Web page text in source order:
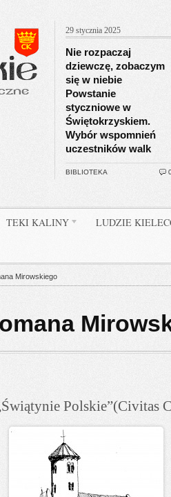
29 stycznia 2025
Nie rozpaczaj
dziewczę, zobaczym
się w niebie
Powstanie
styczniowe w
Świętokrzyskiem.
Wybór wspomnień
uczestników walk
BIBLIOTEKA
TEKI KALINY LUDZIE
Mirowskiego
Polskie”(Civitas